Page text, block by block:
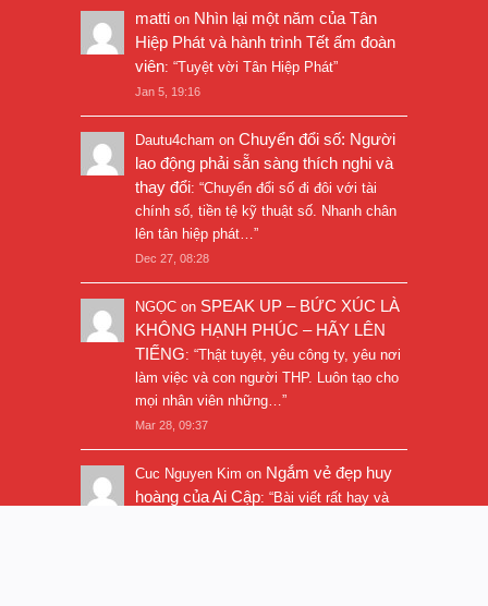
matti on Nhìn lại một năm của Tân
Hiệp Phát và hành trình Tết ấm đoàn
viên: “Tuyệt vời Tân Hiệp Phát”
Jan 5, 19:16
Dautu4cham on Chuyển đổi số: Người
lao động phải sẵn sàng thích nghi và
thay đổi: “Chuyển đổi số đi đôi với tài
chính số, tiền tệ kỹ thuật số. Nhanh chân
lên tân hiệp phát… ”
Dec 27, 08:28
NGỌC on SPEAK UP – BỨC XÚC LÀ
KHÔNG HẠNH PHÚC – HÃY LÊN
TIẾNG: “Thật tuyệt, yêu công ty, yêu nơi
làm việc và con người THP. Luôn tạo cho
mọi nhân viên những… ”
Mar 28, 09:37
Cuc Nguyen Kim on Ngắm vẻ đẹp huy
hoàng của Ai Cập: “Bài viết rất hay và